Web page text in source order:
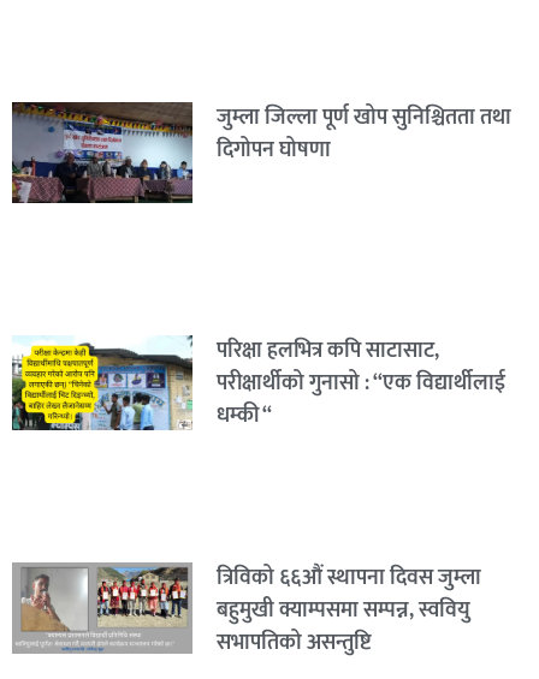
जुम्ला जिल्ला पूर्ण खोप सुनिश्चितता तथा
दिगोपन घोषणा
परिक्षा हलभित्र कपि साटासाट,
परीक्षार्थीको गुनासो : “एक विद्यार्थीलाई
धम्की “
त्रिविको ६६औं स्थापना दिवस जुम्ला
बहुमुखी क्याम्पसमा सम्पन्न, स्ववियु
सभापतिको असन्तुष्टि